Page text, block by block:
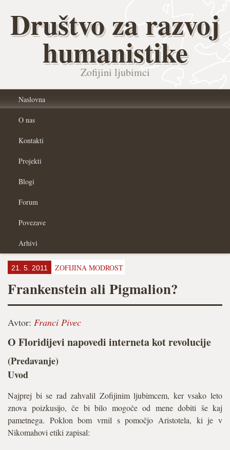
Društvo za razvoj
humanistike
Zofijini ljubimci
Naslovna
O nas
Kontakti
Projekti
Blogi
Forum
Povezave
Arhivi
21. 5. 2011 ZOFIJINA MODROST
Frankenstein ali Pigmalion?
Avtor: Franci Pivec
O Floridijevi napovedi interneta kot revolucije
(Predavanje)
Uvod
Najprej bi se rad zahvalil Zofijinim ljubimcem, ker vsako leto
znova poizkusijo, če bi bilo mogoče od mene dobiti še kaj
pametnega. Poklon bom vrnil s pomočjo Aristotela, ki je v
Nikomahovi etiki zapisal: